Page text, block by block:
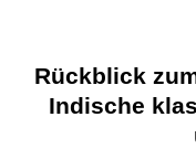
Rückblick
Indische